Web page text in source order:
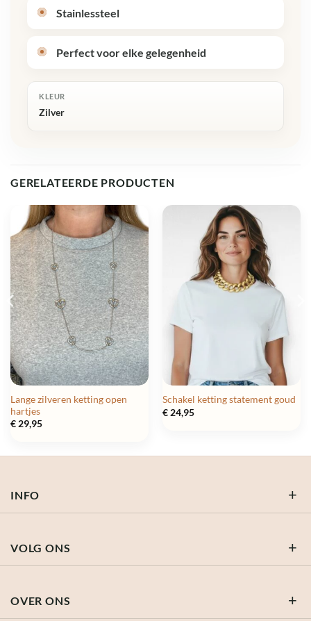
Stainlessteel
Perfect voor elke gelegenheid
KLEUR
Zilver
GERELATEERDE PRODUCTEN
Lange zilveren ketting open
hartjes
€29,95
Schakel ketting statement goud
€24,95
INFO
VOLG ONS
OVER ONS